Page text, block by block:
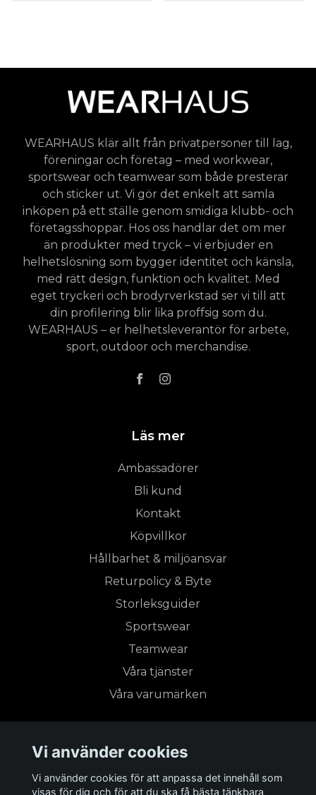
WEARHAUS klär allt från privatpersoner till lag,
föreningar och företag – med workwear,
sportswear och teamwear som både presterar
och sticker ut. Vi gör det enkelt att samla
inköpen på ett ställe genom smidiga klubb- och
företagsshoppar. Hos oss handlar det om mer
än produkter med tryck – vi erbjuder en
helhetslösning som bygger identitet och känsla,
med rätt design, funktion och kvalitet. Med
eget tryckeri och brodyrverkstad ser vi till att
din profilering blir lika proffsig som du.
WEARHAUS – er helhetsleverantör för arbete,
sport, outdoor och merchandise.
Läs mer
Ambassadörer
Bli kund
Kontakt
Köpvillkor
Hållbarhet & miljöansvar
Returpolicy & Byte
Storleksguider
Sportswear
Teamwear
Våra tjänster
Våra varumärken
Prenumerera på vårt nyhetsbrev
Prenumerera
Vi använder cookies
Vi använder cookies för att anpassa det innehåll som
visas för dig och för att du ska få bästa tänkbara